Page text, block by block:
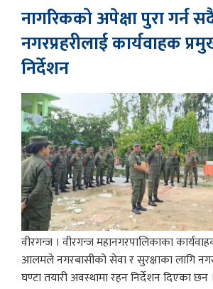
नागरिकको अपेक्षा पुरा गर्न
नगरप्रहरीलाई कार्यवाहक
निर्देशन
वीरगन्ज । वीरगन्ज महानगरपालिकाका
आलमले नगरबासीको सेवा र सुरक्षाका लागि
घण्टा तयारी अवस्थामा रहन निर्देशन दिएका छन ।